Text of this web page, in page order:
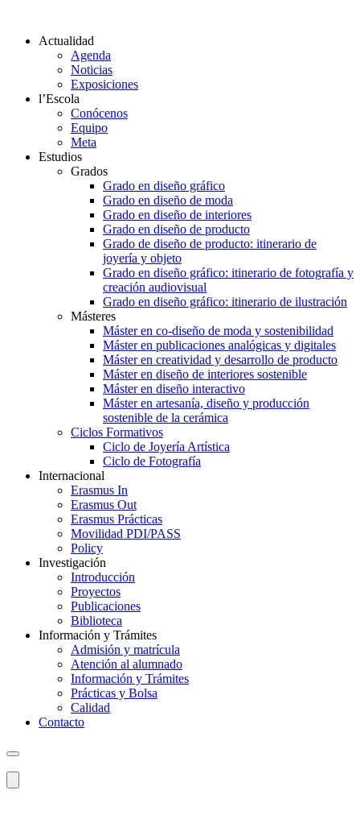
Actualidad
Agenda
Noticias
Exposiciones
l’Escola
Conócenos
Equipo
Meta
Estudios
Grados
Grado en diseño gráfico
Grado en diseño de moda
Grado en diseño de interiores
Grado en diseño de producto
Grado de diseño de producto: itinerario de
joyería y objeto
Grado en diseño gráfico: itinerario de fotografía y
creación audiovisual
Grado en diseño gráfico: itinerario de ilustración
Másteres
Máster en co-diseño de moda y sostenibilidad
Máster en publicaciones analógicas y digitales
Máster en creatividad y desarrollo de producto
Máster en diseño de interiores sostenible
Máster en diseño interactivo
Máster en artesanía, diseño y producción
sostenible de la cerámica
Ciclos Formativos
Ciclo de Joyería Artística
Ciclo de Fotografía
Internacional
Erasmus In
Erasmus Out
Erasmus Prácticas
Movilidad PDI/PASS
Policy
Investigación
Introducción
Proyectos
Publicaciones
Biblioteca
Información y Trámites
Admisión y matrícula
Atención al alumnado
Información y Trámites
Prácticas y Bolsa
Calidad
Contacto